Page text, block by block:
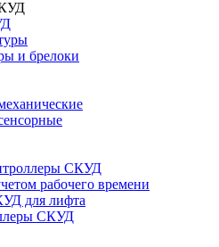
и брелоки
СКУД
рабочего времени
для лифта
СКУД